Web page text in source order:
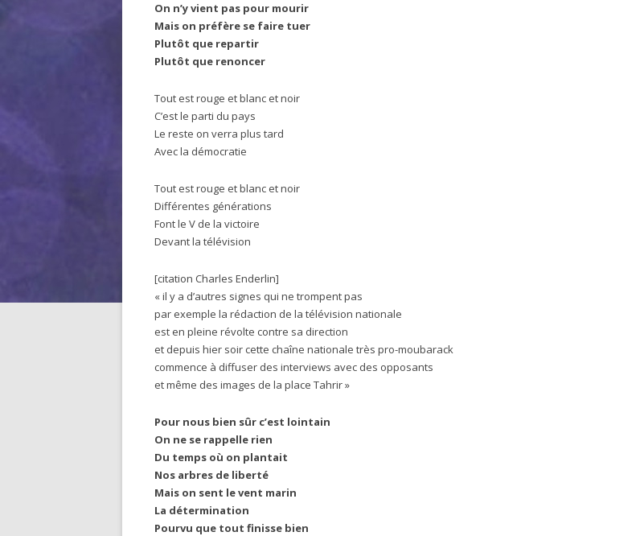
On n’y vient pas pour mourir
Mais on préfère se faire tuer
Plutôt que repartir
Plutôt que renoncer
Tout est rouge et blanc et noir
C’est le parti du pays
Le reste on verra plus tard
Avec la démocratie
Tout est rouge et blanc et noir
Différentes générations
Font le V de la victoire
Devant la télévision
[citation Charles Enderlin]
« il y a d’autres signes qui ne trompent pas
par exemple la rédaction de la télévision nationale
est en pleine révolte contre sa direction
et depuis hier soir cette chaîne nationale très pro-moubarack
commence à diffuser des interviews avec des opposants
et même des images de la place Tahrir »
Pour nous bien sûr c’est lointain
On ne se rappelle rien
Du temps où on plantait
Nos arbres de liberté
Mais on sent le vent marin
La détermination
Pourvu que tout finisse bien